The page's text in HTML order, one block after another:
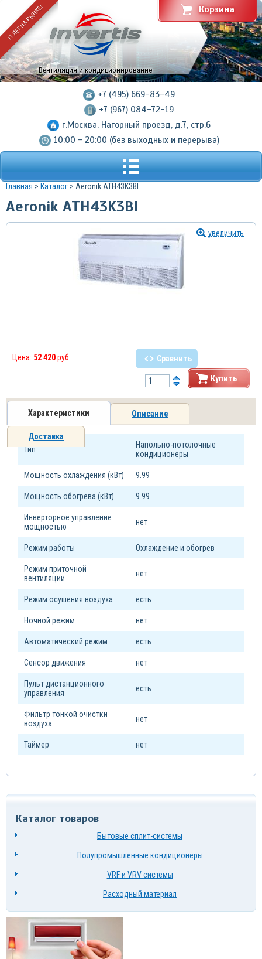
11 ЛЕТ НА РЫНКЕ!
Вентиляция и кондиционирование
+7 (495) 669-83-49
+7 (967) 084-72-19
г.Москва, Нагорный проезд, д.7, стр.6
10:00 - 20:00 (без выходных и перерыва)
Корзина
Главная > Каталог > Aeronik ATH43K3BI
Aeronik ATH43K3BI
увеличить
Цена: 52 420руб. Сравнить
Купить
Характеристики Описание
Доставка
Тип
Напольно-потолочные
кондиционеры
Мощность охлаждения (кВт) 9.99
Мощность обогрева (кВт) 9.99
Инверторное управление
мощностью
нет
Режим работы Охлаждение и обогрев
Режим приточной
вентиляции
нет
Режим осушения воздуха есть
Ночной режим нет
Автоматический режим есть
Сенсор движения нет
Пульт дистанционного
управления
есть
Фильтр тонкой очистки
воздуха
нет
Таймер нет
Каталог товаров
Бытовые сплит-системы
Полупромышленные кондиционеры
VRF и VRV системы
Расходный материал